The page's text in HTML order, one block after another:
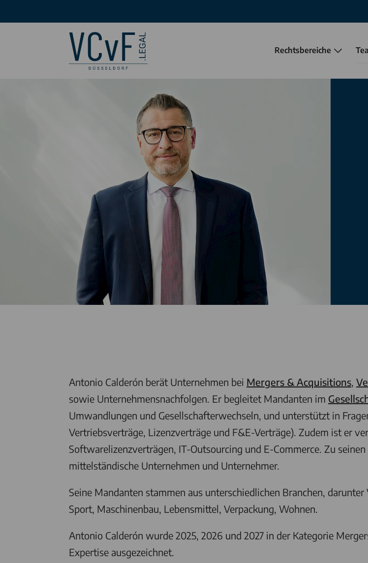
Rechtsbereiche
Antonio Calderón berät Unternehmen bei Mergers & Acquisitions,
sowie Unternehmensnachfolgen. Er begleitet Mandanten im
Umwandlungen und Gesellschafterwechseln, und unterstützt in
Vertriebsverträge, Lizenzverträge und F&E-Verträge). Zudem ist er
Softwarelizenzverträgen, IT-Outsourcing und E-Commerce. Zu
mittelständische Unternehmen und Unternehmer.
Seine Mandanten stammen aus unterschiedlichen Branchen,
Sport, Maschinenbau, Lebensmittel, Verpackung, Wohnen.
Antonio Calderón wurde 2025, 2026 und 2027 in der Kategorie
Expertise ausgezeichnet.